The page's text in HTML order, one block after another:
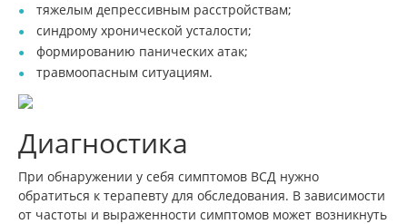
тяжелым депрессивным расстройствам;
синдрому хронической усталости;
формированию панических атак;
травмоопасным ситуациям.
Диагностика
При обнаружении у себя симптомов ВСД нужно
обратиться к терапевту для обследования. В зависимости
от частоты и выраженности симптомов может возникнуть